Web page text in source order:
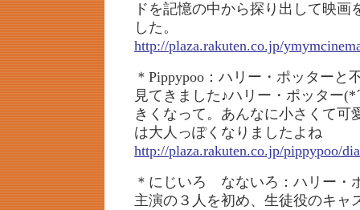
ドを記憶の中から探り出して映画
した。
http://plaza.rakuten.co.jp/
＊Pippypoo：ハリー・ポッターと
見てきました♪ハリー・ポッター
きくなって。あんなに小さくて可
は大人っぽくなりましたよね
http://plaza.rakuten.co.jp/pippypoo/
＊にじいろ なないろ：ハリー・
主演の３人を初め、生徒役のキャ